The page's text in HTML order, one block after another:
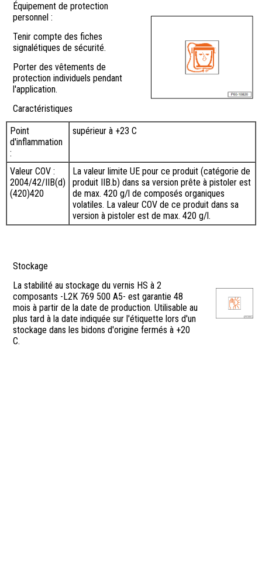
Équipement de protection
personnel :
Tenir compte des fiches
signalétiques de sécurité.
Porter des vêtements de
protection individuels pendant
l'application.
Caractéristiques
Point
d'inflammation
:
supérieur à +23 C
Valeur COV :
2004/42/IIB(d)
(420)420
La valeur limite UE pour ce produit (catégorie de
produit IIB.b) dans sa version prête à pistoler est
de max. 420 g/l de composés organiques
volatiles. La valeur COV de ce produit dans sa
version à pistoler est de max. 420 g/l.
Stockage
La stabilité au stockage du vernis HS à 2
composants -L2K 769 500 A5- est garantie 48
mois à partir de la date de production. Utilisable au
plus tard à la date indiquée sur l'étiquette lors d'un
stockage dans les bidons d'origine fermés à +20
C.